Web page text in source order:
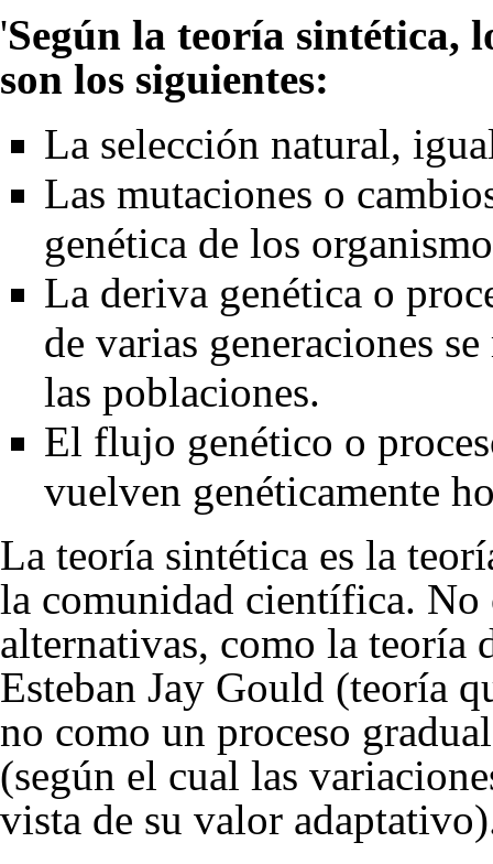
'Según la teoría sintética,
son los siguientes:
La selección natural,
Las mutaciones o
genética de los
La deriva genética o
de varias generaciones
las poblaciones.
El flujo genético o
vuelven genéticamente
La teoría sintética es la
la comunidad científica. No
alternativas, como la
Esteban Jay Gould (teoría
no como un proceso
(según el cual las
vista de su valor